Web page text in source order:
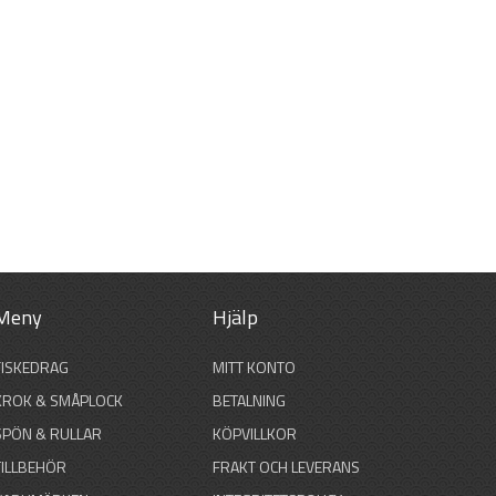
& SMÅPLOCK
& RULLAR
Hjälp
MITT KONTO
BETALNING
KÖPVILLKOR
FRAKT OCH LEVERANS